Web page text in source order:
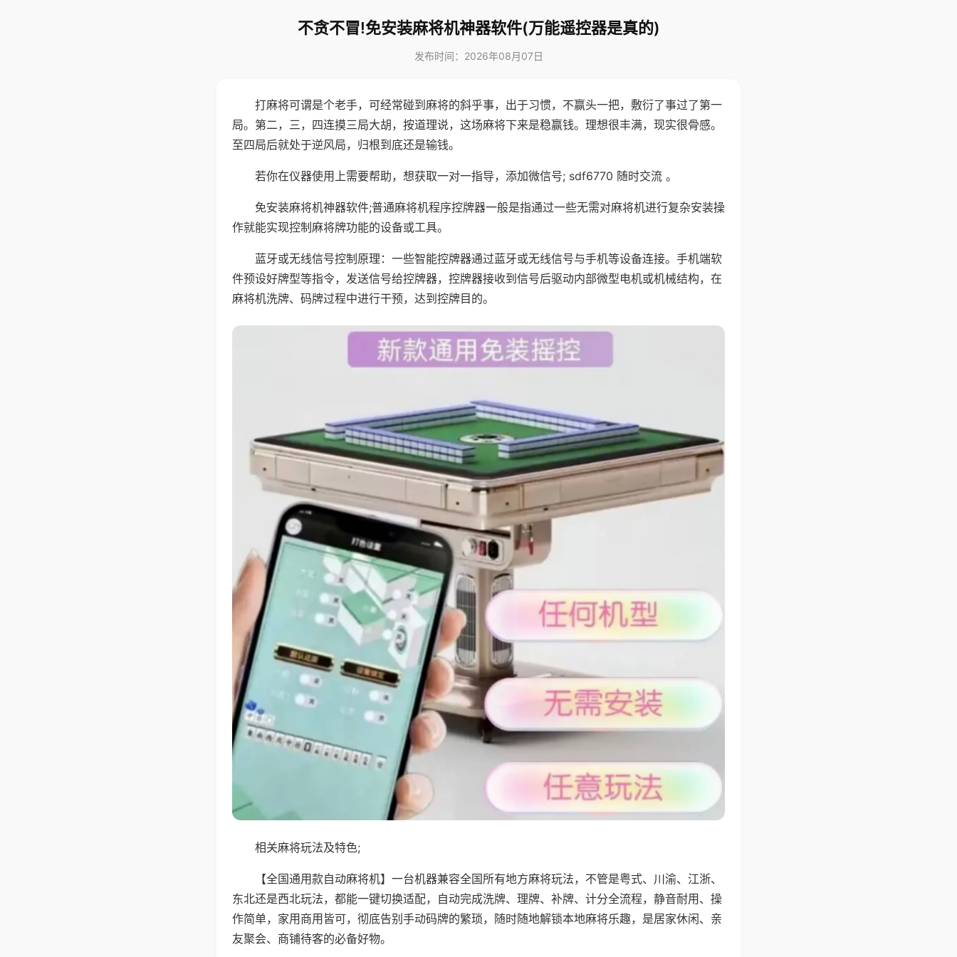
不贪不冒!免安装麻将机神器软件(万能遥控器是真的)
发布时间：2026年08月07日
打麻将可谓是个老手，可经常碰到麻将的斜乎事，出于习惯，不赢头一把，敷衍了事过了第一
局。第二，三，四连摸三局大胡，按道理说，这场麻将下来是稳赢钱。理想很丰满，现实很骨感。
至四局后就处于逆风局，归根到底还是输钱。
若你在仪器使用上需要帮助，想获取一对一指导，添加微信号; sdf6770 随时交流 。
免安装麻将机神器软件;普通麻将机程序控牌器一般是指通过一些无需对麻将机进行复杂安装操
作就能实现控制麻将牌功能的设备或工具。
蓝牙或无线信号控制原理：一些智能控牌器通过蓝牙或无线信号与手机等设备连接。手机端软
件预设好牌型等指令，发送信号给控牌器，控牌器接收到信号后驱动内部微型电机或机械结构，在
麻将机洗牌、码牌过程中进行干预，达到控牌目的。
相关麻将玩法及特色;
【全国通用款自动麻将机】一台机器兼容全国所有地方麻将玩法，不管是粤式、川渝、江浙、
东北还是西北玩法，都能一键切换适配，自动完成洗牌、理牌、补牌、计分全流程，静音耐用、操
作简单，家用商用皆可，彻底告别手动码牌的繁琐，随时随地解锁本地麻将乐趣，是居家休闲、亲
友聚会、商铺待客的必备好物。